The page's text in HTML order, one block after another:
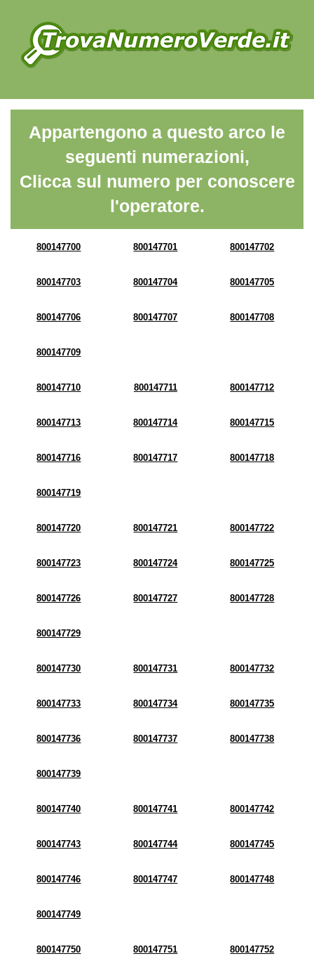
Appartengono a questo arco le
seguenti numerazioni,
Clicca sul numero per conoscere
l'operatore.
800147700 800147701 800147702
800147703 800147704 800147705
800147706 800147707 800147708
800147709
800147710 800147711 800147712
800147713 800147714 800147715
800147716 800147717 800147718
800147719
800147720 800147721 800147722
800147723 800147724 800147725
800147726 800147727 800147728
800147729
800147730 800147731 800147732
800147733 800147734 800147735
800147736 800147737 800147738
800147739
800147740 800147741 800147742
800147743 800147744 800147745
800147746 800147747 800147748
800147749
800147750 800147751 800147752